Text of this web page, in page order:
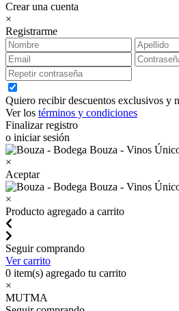
Crear una cuenta
×
Registrarme
Quiero recibir descuentos exclusivos y
Ver los términos y condiciones
Finalizar registro
o iniciar sesión
×
Aceptar
×
Producto agregado a carrito
Seguir comprando
Ver carrito
0 item(s) agregado tu carrito
×
MUTMA